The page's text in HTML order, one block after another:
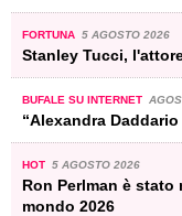
FORTUNA 5 AGOSTO 2026
Stanley Tucci,
BUFALE SU INTERNET
“Alexandra
HOT 5 AGOSTO 2026
Ron Perlman è
mondo 2026